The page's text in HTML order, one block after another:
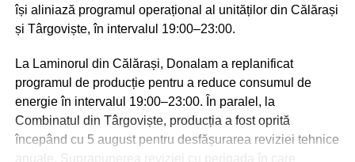
amenajat lângă Catedrala Mitropolitană din Târgoviște.
La finalul sfintei slujbe, IPS Nifon – Arhiepiscopul și
primele locuri la etapa județeană a Olimpiadei Naționale
de Religie și a Olimpiadei Naționale Interdisciplinare
„Cultură și spiritualitate românească”, împreună cu
profesorii coordonatori.
își aliniază programul operațional al unităților din Călărași
și Târgoviște, în intervalul 19:00–23:00.
La Laminorul din Călărași, Donalam a replanificat
programul de producție pentru a reduce consumul de
energie în intervalul 19:00–23:00. În paralel, la
Combinatul din Târgoviște, producția a fost oprită
începând cu 5 august pentru desfășurarea reviziei tehnice
anuale. Suprapunerea reviziei cu perioada în care